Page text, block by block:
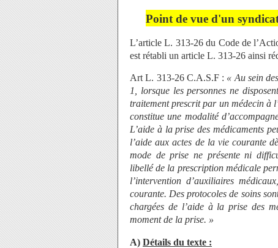
Point de vue d'un
L’article L. 313-26 du Code de
est rétabli un article L. 313-26 ainsi
Art L. 313-26 C.A.S.F : « Au sein
1, lorsque les personnes ne
traitement prescrit par un médecin à
constitue une modalité
L’aide à la prise des médicaments
l’aide aux actes de la vie courante
mode de prise ne présente ni
libellé de la prescription médicale
l’intervention d’auxiliaires
courante. Des protocoles de soins
chargées de l’aide à la prise des
moment de la prise. »
A) Détails du texte :